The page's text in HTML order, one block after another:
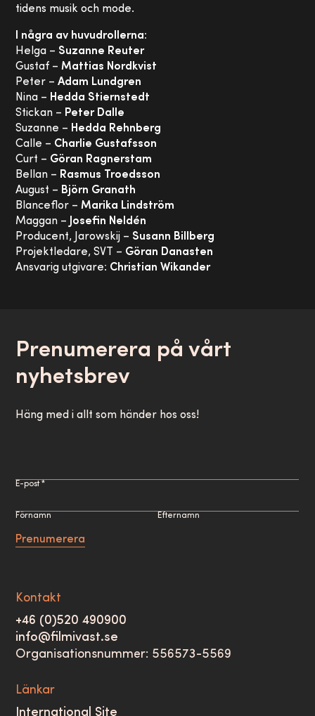
tidens musik och mode.
I några av huvudrollerna:
Helga – Suzanne Reuter
Gustaf –Mattias Nordkvist
Peter –Adam Lundgren
Nina – Hedda Stiernstedt
Stickan – Peter Dalle
Suzanne – Hedda Rehnberg
Calle – Charlie Gustafsson
Curt – Göran Ragnerstam
Bellan – Rasmus Troedsson
August – Björn Granath
Blanceflor –Marika Lindström
Maggan –
Josefin Neldén
Producent, Jarowskij – Susann Billberg
Projektledare, SVT – Göran Danasten
Ansvarig utgivare: Christian Wikander
Prenumerera på vårt
nyhetsbrev
Häng med i allt som händer hos oss!
E-post *
Förnamn Efternamn
Prenumerera
Kontakt
+46 (0)520 490900
info@filmivast.se
Organisationsnummer: 556573-5569
Länkar
International Site